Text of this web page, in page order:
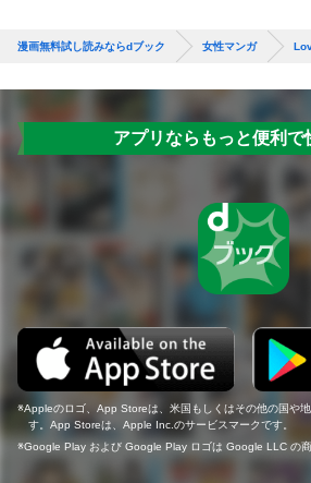
漫画無料試し読みならdブック 女性マンガ
アプリならもっと便利で
Appleのロゴ、App Storeは、米国もしくはその他の国や
す。App Storeは、Apple Inc.のサービスマークです。
Google Play および Google Play ロゴは Google LLC の商